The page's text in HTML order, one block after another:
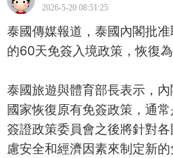
2026-5-20 08:51:25
泰國傳媒報道，泰國內閣批
的60天免簽入境政策，恢復為
泰國旅遊與體育部長表示，
國家恢復原有免簽政策，通常
簽證政策委員會之後將針對
慮安全和經濟因素來制定新的